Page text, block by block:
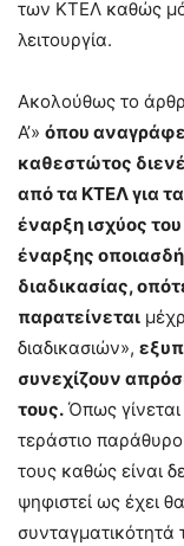
των ΚΤΕΛ καθώς
λειτουργία.
Ακολούθως το
Α’» όπου
καθεστώτος
από τα ΚΤΕΛ για
έναρξη ισχύος
έναρξης
διαδικασίας,
παρατείνεται
διαδικασιών»,
συνεχίζουν
τους. Όπως
τεράστιο
τους καθώς είναι
ψηφιστεί ως έχει
συνταγματικότητά